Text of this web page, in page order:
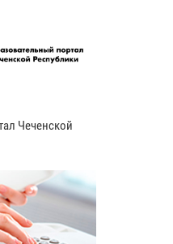
Чеченской